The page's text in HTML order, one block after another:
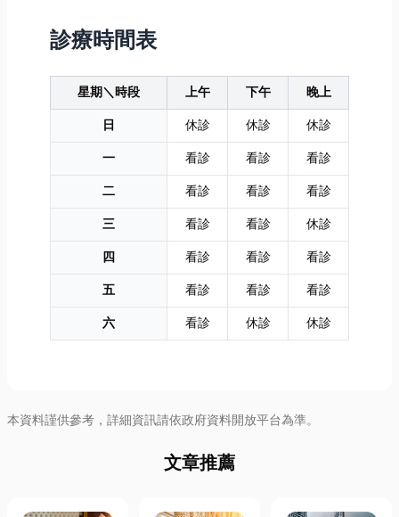
診療時間表
星期＼時段 上午 下午
晚上
日
休診 休診
休診
一
看診 看診
看診
二
看診 看診
看診
三
看診 看診
休診
四
看診 看診
看診
五
看診 看診
看診
六
看診 休診 休診
本資料謹供參考，詳細資訊請依政府資料開放平台為準。
文章推薦